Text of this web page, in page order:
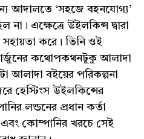
আদালতে ‘সহজে বহনযোগ্য’
না। এক্ষেত্রে উইলকিন্স দ্বারা
করে। তিনি ওই
কথোপকথনটুকু আলাদা
আলাদা বইয়ের পরিকল্পনা
হেস্টিংস উইলকিন্সের
লন্ডনের প্রধান কর্তা
এবং কোম্পানির খরচে সেই